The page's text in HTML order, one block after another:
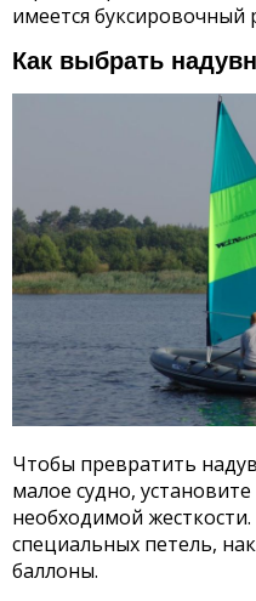
имеется буксировочный
Как выбрать
Чтобы превратить
малое судно,
необходимой
специальных петель,
баллоны.